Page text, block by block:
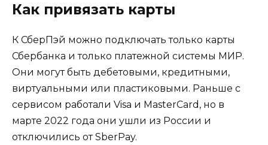
Как привязать карты
К СберПэй можно подключать только карты
Сбербанка и только платежной системы МИР.
Они могут быть дебетовыми, кредитными,
виртуальными или пластиковыми. Раньше с
сервисом работали Visa и MasterCard, но в
марте 2022 года они ушли из России и
отключились от SberPay.